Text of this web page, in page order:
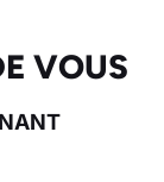
VOUS